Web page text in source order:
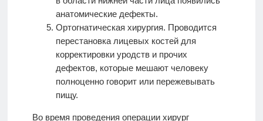
анатомические дефекты.
Ортогнатическая хирургия. Проводится
перестановка лицевых костей для
корректировки уродств и прочих
дефектов, которые мешают человеку
полноценно говорит или пережевывать
пищу.
Во время проведения операции хирург